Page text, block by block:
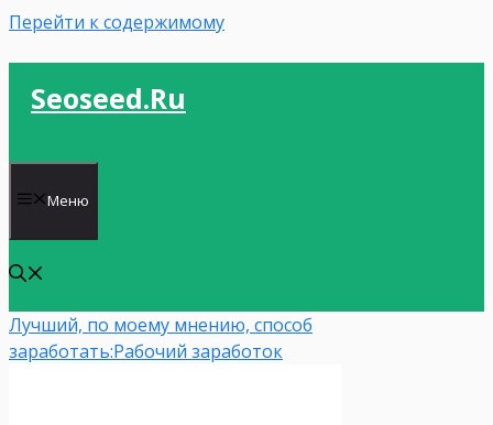
Перейти к содержимому
Seoseed.ru
Меню
Лучший, по моему мнению, способ
заработать:Рабочий заработок